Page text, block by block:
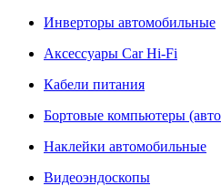
Инверторы автомобильные
Аксессуары Car Hi-Fi
Кабели питания
Бортовые компьютеры
Наклейки автомобильные
Видеоэндоскопы